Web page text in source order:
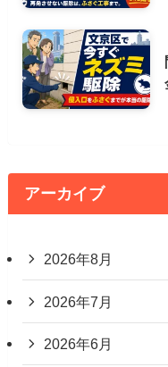
アーカイブ
2026年8月
2026年7月
2026年6月